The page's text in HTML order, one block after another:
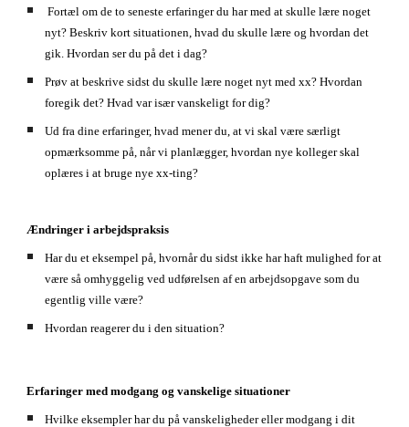
Fortæl om de to seneste erfaringer du har med at skulle lære noget
nyt? Beskriv kort situationen, hvad du skulle lære og hvordan det
gik. Hvordan ser du på det i dag?
Prøv at beskrive sidst du skulle lære noget nyt med xx? Hvordan
foregik det? Hvad var især vanskeligt for dig?
Ud fra dine erfaringer, hvad mener du, at vi skal være særligt
opmærksomme på, når vi planlægger, hvordan nye kolleger skal
oplæres i at bruge nye xx-ting?
Ændringer i arbejdspraksis
Har du et eksempel på, hvornår du sidst ikke har haft mulighed for at
være så omhyggelig ved udførelsen af en arbejdsopgave som du
egentlig ville være?
Hvordan reagerer du i den situation?
Erfaringer med modgang og vanskelige situationer
Hvilke eksempler har du på vanskeligheder eller modgang i dit